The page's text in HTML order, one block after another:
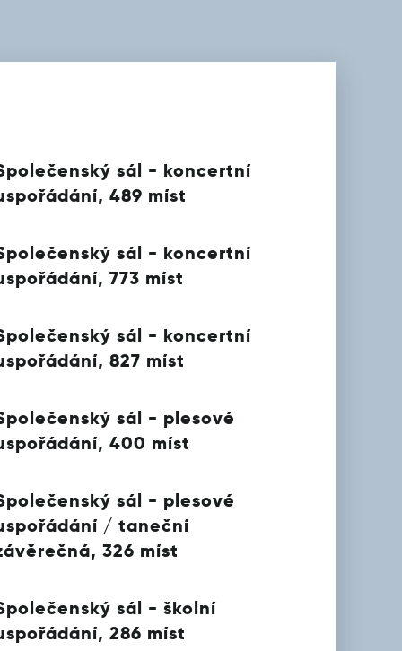
sál - koncertní
489 míst
sál - koncertní
773 míst
sál - koncertní
827 míst
sál - plesové
400 míst
sál - plesové
/ taneční
326 míst
sál - školní
286 míst